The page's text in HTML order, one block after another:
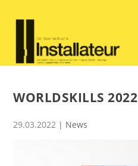
WORLDSKILLS 2022
29.03.2022 | News